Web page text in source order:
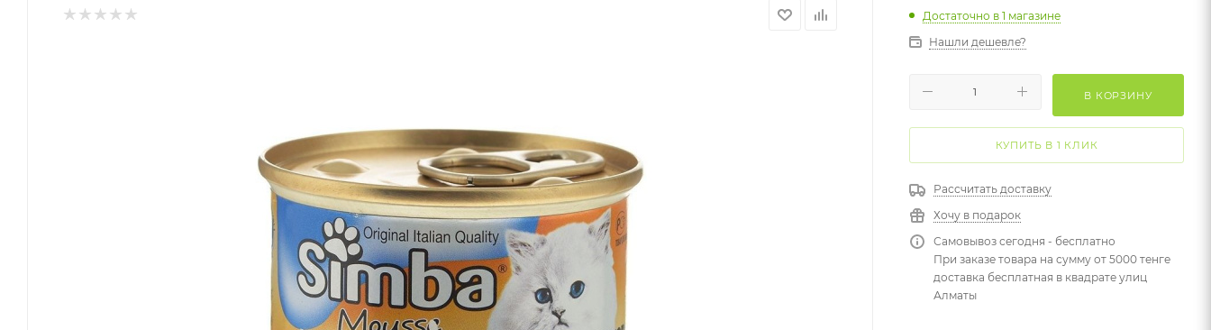
Достаточно в 1 магазине
Нашли дешевле?
В КОРЗИНУ
КУПИТЬ В 1 КЛИК
Рассчитать доставку
Хочу в подарок
Самовывоз сегодня - бесплатно
При заказе товара на сумму от 5000 тенге
доставка бесплатная в квадрате улиц
Алматы